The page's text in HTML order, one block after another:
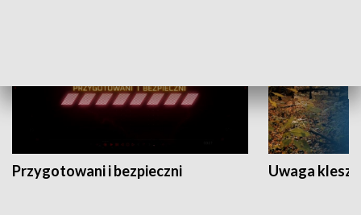
Przygotowani i bezpieczni Uwaga